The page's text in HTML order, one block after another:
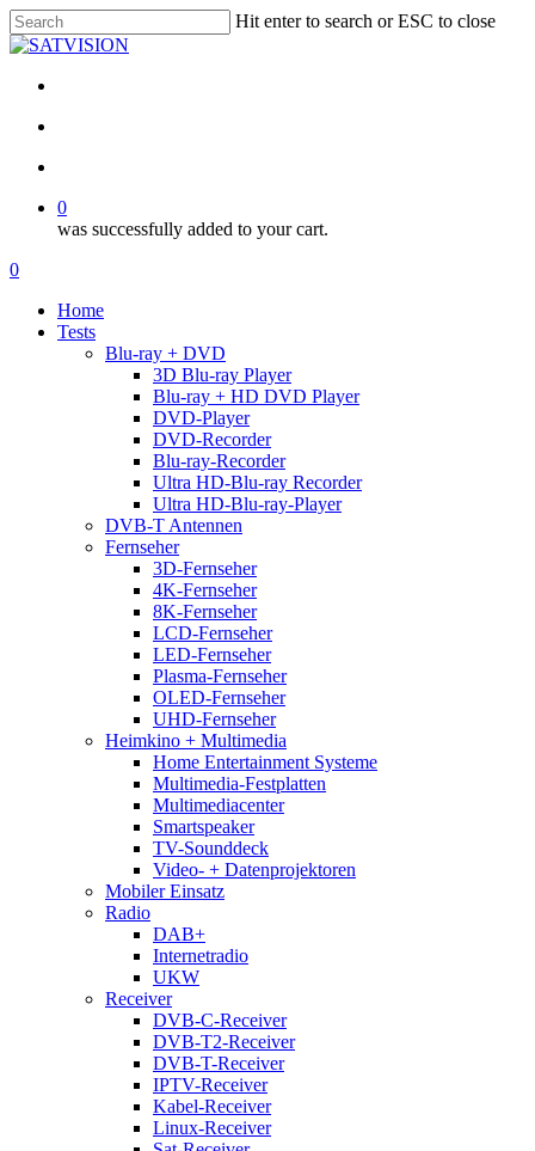
Skip
to
content
Hit enter to search or ESC to close
Close
0
was successfully added to your cart.
Menu
search
account
0
Home
Tests
Blu-ray + DVD
3D Blu-ray Player
Blu-ray + HD DVD Player
DVD-Player
DVD-Recorder
Blu-ray-Recorder
Ultra HD-Blu-ray Recorder
Ultra HD-Blu-ray-Player
DVB-T Antennen
Fernseher
3D-Fernseher
4K-Fernseher
8K-Fernseher
LCD-Fernseher
LED-Fernseher
Plasma-Fernseher
OLED-Fernseher
UHD-Fernseher
Heimkino + Multimedia
Home Entertainment Systeme
Multimedia-Festplatten
Multimediacenter
Smartspeaker
TV-Sounddeck
Video- + Datenprojektoren
Mobiler Einsatz
Radio
DAB+
Internetradio
UKW
Receiver
DVB-C-Receiver
DVB-T2-Receiver
DVB-T-Receiver
IPTV-Receiver
Kabel-Receiver
Linux-Receiver